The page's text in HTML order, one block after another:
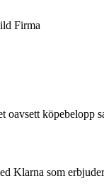
Firma
oavsett köpebelopp
Klarna som